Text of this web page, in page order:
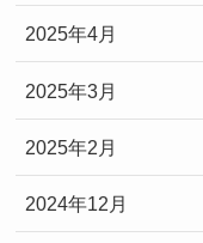
2025年4月
2025年3月
2025年2月
2024年12月